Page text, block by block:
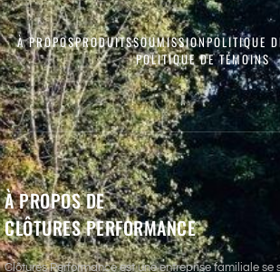
À PROPOSPRODUITSSOUMISSIONPOLITIQUE
POLITIQUE DE TÉMOINS
À PROPOS DE
CLÔTURES PERFORMANCE
Clôtures Performance est une entreprise familiale se